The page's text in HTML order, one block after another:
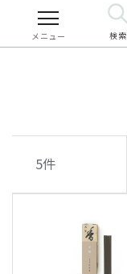
メニュー 検索
5件